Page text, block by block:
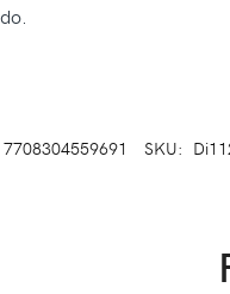
SKU: